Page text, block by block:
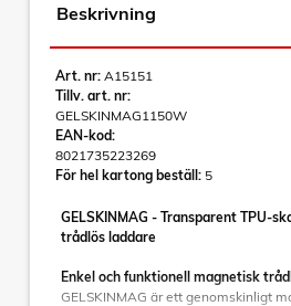
Beskrivning
Art. nr: A15151
Tillv. art. nr:
GELSKINMAG1150W
EAN-kod:
8021735223269
För hel kartong beställ: 5
GELSKINMAG - Transparent TPU-
trådlös laddare
Enkel och funktionell magnetisk
GELSKINMAG är ett genomskinligt